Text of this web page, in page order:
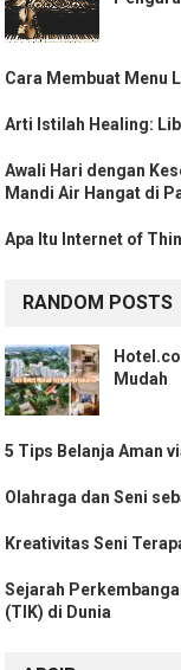
Cara Membuat Menu
Arti Istilah Healing:
Awali Hari dengan
Mandi Air Hangat di
Apa Itu Internet of
RANDOM POSTS
Mudah
5 Tips Belanja Aman
Olahraga dan Seni
Kreativitas Seni
Sejarah
(TIK) di Dunia